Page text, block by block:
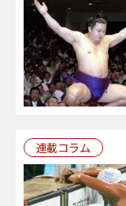
連載コラム